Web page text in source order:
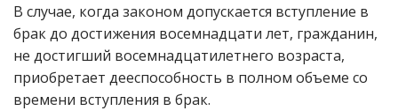
В случае, когда законом допускается вступление в
брак до достижения восемнадцати лет, гражданин,
не достигший восемнадцатилетнего возраста,
приобретает дееспособность в полном объеме со
времени вступления в брак.